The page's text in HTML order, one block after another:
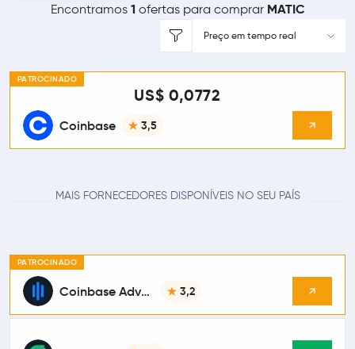
Encontramos 1 ofertas para comprar MATIC
Preço em tempo real
PATROCINADO
Coinbase 3,5
US$ 0,0772
MAIS FORNECEDORES DISPONÍVEIS NO SEU PAÍS
PATROCINADO
Coinbase Advanced 3,2